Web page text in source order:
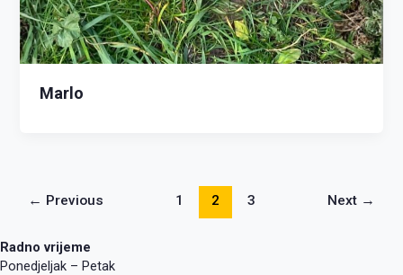
Marlo
← Previous 1 2 3 Next →
Radno vrijeme
Ponedjeljak – Petak